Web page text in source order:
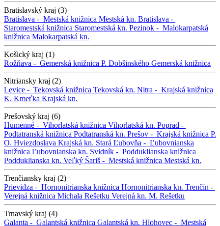
Bratislavský kraj (3)
Bratislava - Mestská knižnica Mestská kn. Bratislava -
Staromestská knižnica Staromestská kn. Pezinok - Malokarpatská
knižnica Malokarpatská kn.
Košický kraj (1)
Rožňava - Gemerská knižnica P. Dobšinského Gemerská knižnica
Nitriansky kraj (2)
Levice - Tekovská knižnica Tekovská kn. Nitra - Krajská knižnica
K. Kmeťka Krajská kn.
Prešovský kraj (6)
Humenné - Vihorlatská knižnica Vihorlatská kn. Poprad -
Podtatranská knižnica Podtatranská kn. Prešov - Krajská knižnica P.
O. Hviezdoslava Krajská kn. Stará Ľubovňa - Ľubovnianska
knižnica Ľubovnianska kn. Svidník - Podduklianska knižnica
Podduklianska kn. Veľký Šariš - Mestská knižnica Mestská kn.
Trenčiansky kraj (2)
Prievidza - Hornonitrianska knižnica Hornonitrianska kn. Trenčín -
Verejná knižnica Michala Rešetku Verejná kn. M. Rešetku
Trnavský kraj (4)
Galanta - Galantská knižnica Galantská kn. Hlohovec - Mestská